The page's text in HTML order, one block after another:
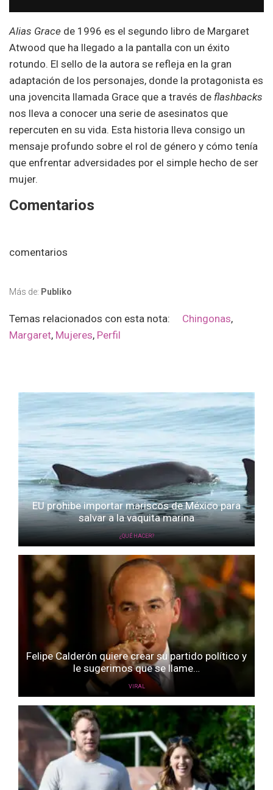
Alias Grace de 1996 es el segundo libro de Margaret
Atwood que ha llegado a la pantalla con un éxito
rotundo. El sello de la autora se refleja en la gran
adaptación de los personajes, donde la protagonista es
una jovencita llamada Grace que a través de flashbacks
nos lleva a conocer una serie de asesinatos que
repercuten en su vida. Esta historia lleva consigo un
mensaje profundo sobre el rol de género y cómo tenía
que enfrentar adversidades por el simple hecho de ser
mujer.
Comentarios
comentarios
Más de: Publiko
Temas relacionados con esta nota: Chingonas,
Margaret, Mujeres, Perfil
EU prohibe importar mariscos de México para
salvar a la vaquita marina
¿QUÉ HACER?
Felipe Calderón quiere crear su partido político y
le sugerimos que se llame…
VIRAL